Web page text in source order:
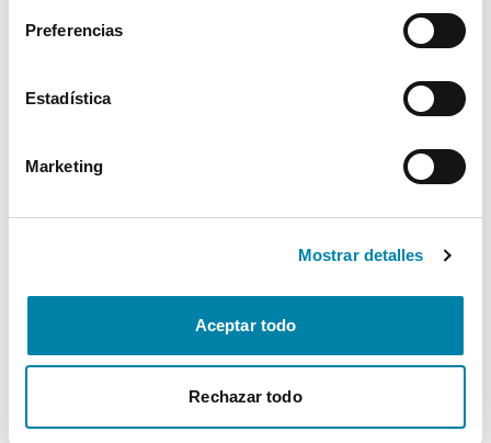
Preferencias
Estadística
Marketing
Mostrar detalles
Aceptar todo
Rechazar todo
Girona